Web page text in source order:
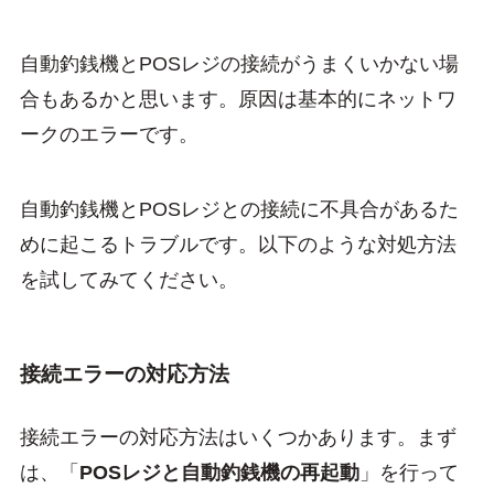
自動釣銭機とPOSレジの接続がうまくいかない場
合もあるかと思います。原因は基本的にネットワ
ークのエラーです。
自動釣銭機とPOSレジとの接続に不具合があるた
めに起こるトラブルです。以下のような対処方法
を試してみてください。
接続エラーの対応方法
接続エラーの対応方法はいくつかあります。まず
は、「 POSレジと自動釣銭機の再起動」を行って